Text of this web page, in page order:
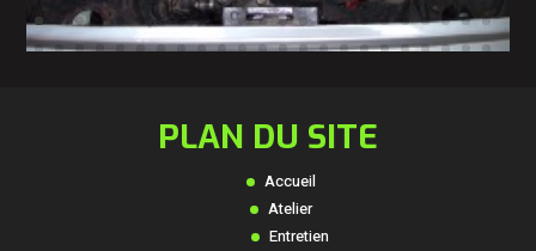
PLAN DU SITE
Accueil
Atelier
Entretien